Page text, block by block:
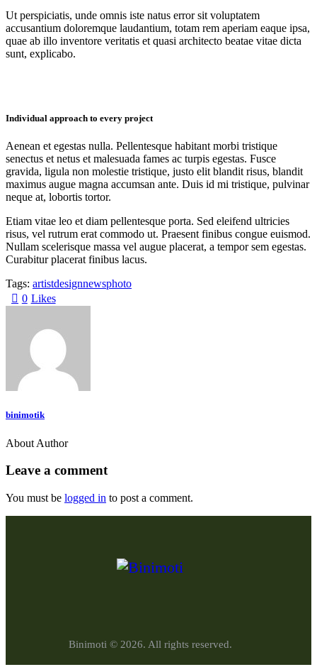
Ut perspiciatis, unde omnis iste natus error sit voluptatem
accusantium doloremque laudantium, totam rem aperiam eaque ipsa,
quae ab illo inventore veritatis et quasi architecto beatae vitae dicta
sunt, explicabo.
Individual approach to every project
Aenean et egestas nulla. Pellentesque habitant morbi tristique
senectus et netus et malesuada fames ac turpis egestas. Fusce
gravida, ligula non molestie tristique, justo elit blandit risus, blandit
maximus augue magna accumsan ante. Duis id mi tristique, pulvinar
neque at, lobortis tortor.
Etiam vitae leo et diam pellentesque porta. Sed eleifend ultricies
risus, vel rutrum erat commodo ut. Praesent finibus congue euismod.
Nullam scelerisque massa vel augue placerat, a tempor sem egestas.
Curabitur placerat finibus lacus.
Tags: artistdesignnewsphoto
0 Likes
binimotik
About Author
Leave a comment
You must be logged in to post a comment.
Binimoti © 2026. All rights reserved.